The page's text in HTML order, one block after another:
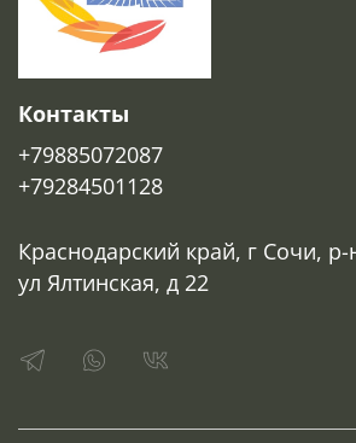
Контакты
+79885072087
+79284501128
Краснодарский край, г Сочи, р-
ул Ялтинская, д 22